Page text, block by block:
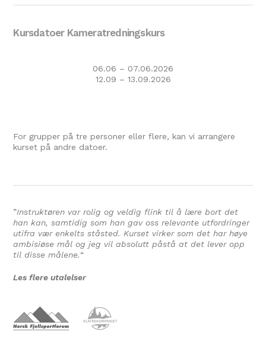
Kursdatoer Kameratredningskurs
06.06 – 07.06.2026
12.09 – 13.09.2026
For grupper på tre personer eller flere, kan vi arrangere
kurset på andre datoer.
”Instruktøren var rolig og veldig flink til å lære bort det
han kan, samtidig som han gav oss relevante utfordringer
utifra vær enkelts ståsted. Kurset virker som det har høye
ambisiøse mål og jeg vil absolutt påstå at det lever opp
til disse målene.“
Les flere utalelser